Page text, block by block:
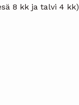
8 kk ja talvi 4 kk)